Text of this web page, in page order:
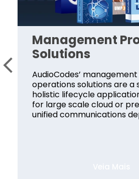
Management
Solutions
AudioCodes’
operations solutions are a
holistic lifecycle
for large scale cloud or
unified communications